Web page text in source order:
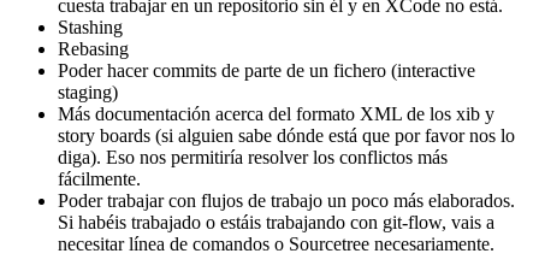
cuesta trabajar en un repositorio sin él y en XCode no está.
Stashing
Rebasing
Poder hacer commits de parte de un fichero (interactive
staging)
Más documentación acerca del formato XML de los xib y
story boards (si alguien sabe dónde está que por favor nos lo
diga). Eso nos permitiría resolver los conflictos más
fácilmente.
Poder trabajar con flujos de trabajo un poco más elaborados.
Si habéis trabajado o estáis trabajando con git-flow, vais a
necesitar línea de comandos o Sourcetree necesariamente.